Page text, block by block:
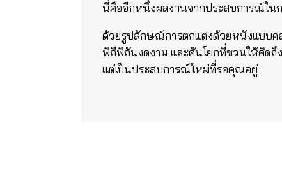
นี่คืออีกหนึ่งผลงานจากประสบการณ์ในก
ด้วยรูปลักษณ์การตกแต่งด้วยหนังแบบค
พิถีพิถันงดงาม และคันโยกที่ชวนให้คิดถึ
แต่เป็นประสบการณ์ใหม่ที่รอคุณอยู่